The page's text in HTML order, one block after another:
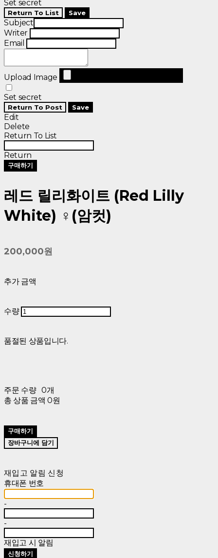
Set secret
Return To List Save
Subject
Writer
Email
Upload Image
Set secret
Return To Post Save
Edit
Delete
Return To List
Return
구매하기
레드 릴리화이트 (Red Lilly
White) ♀(암컷)
200,000원
추가 금액
수량
품절된 상품입니다.
주문 수량 0개
총 상품 금액 0원
구매하기
장바구니에 담기
재입고 알림 신청
휴대폰 번호
-
-
재입고 시 알림
신청하기